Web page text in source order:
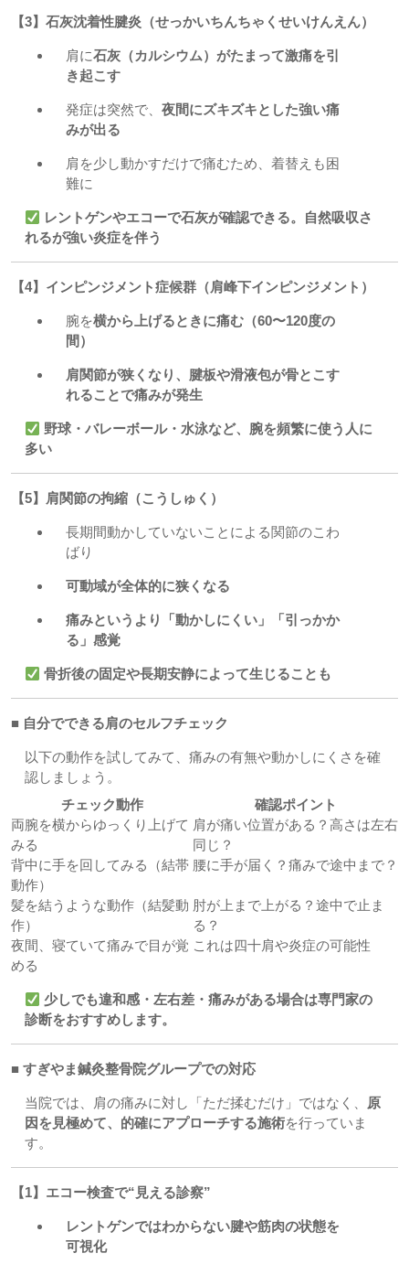
【3】石灰沈着性腱炎（せっかいちんちゃくせいけんえん）
肩に石灰（カルシウム）がたまって激痛を引
き起こす
発症は突然で、 夜間にズキズキとした強い痛
みが出る
肩を少し動かすだけで痛むため、着替えも困
難に
レントゲンやエコーで石灰が確認できる。自然吸収さ
れるが強い炎症を伴う
【4】インピンジメント症候群（肩峰下インピンジメント）
腕を横から上げるときに痛む（60〜120度の
間）
肩関節が狭くなり、腱板や滑液包が骨とこす
れることで痛みが発生
野球・バレーボール・水泳など、腕を頻繁に使う人に
多い
【5】肩関節の拘縮（こうしゅく）
長期間動かしていないことによる関節のこわ
ばり
可動域が全体的に狭くなる
痛みというより「動かしにくい」「引っかか
る」感覚
骨折後の固定や長期安静によって生じることも
■ 自分でできる肩のセルフチェック
以下の動作を試してみて、痛みの有無や動かしにくさを確
認しましょう。
チェック動作
確認ポイント
両腕を横からゆっくり上げて
みる
肩が痛い位置がある？高さは左右
同じ？
背中に手を回してみる（結帯
動作）
腰に手が届く？痛みで途中まで？
髪を結うような動作（結髪動
作）
肘が上まで上がる？途中で止ま
る？
夜間、寝ていて痛みで目が覚
める
これは四十肩や炎症の可能性
少しでも違和感・左右差・痛みがある場合は専門家の
診断をおすすめします。
■ すぎやま鍼灸整骨院グループでの対応
当院では、肩の痛みに対し「ただ揉むだけ」ではなく、
原
因を見極めて、的確にアプローチする施術を行っていま
す。
【1】エコー検査で“見える診察”
レントゲンではわからない腱や筋肉の状態を
可視化